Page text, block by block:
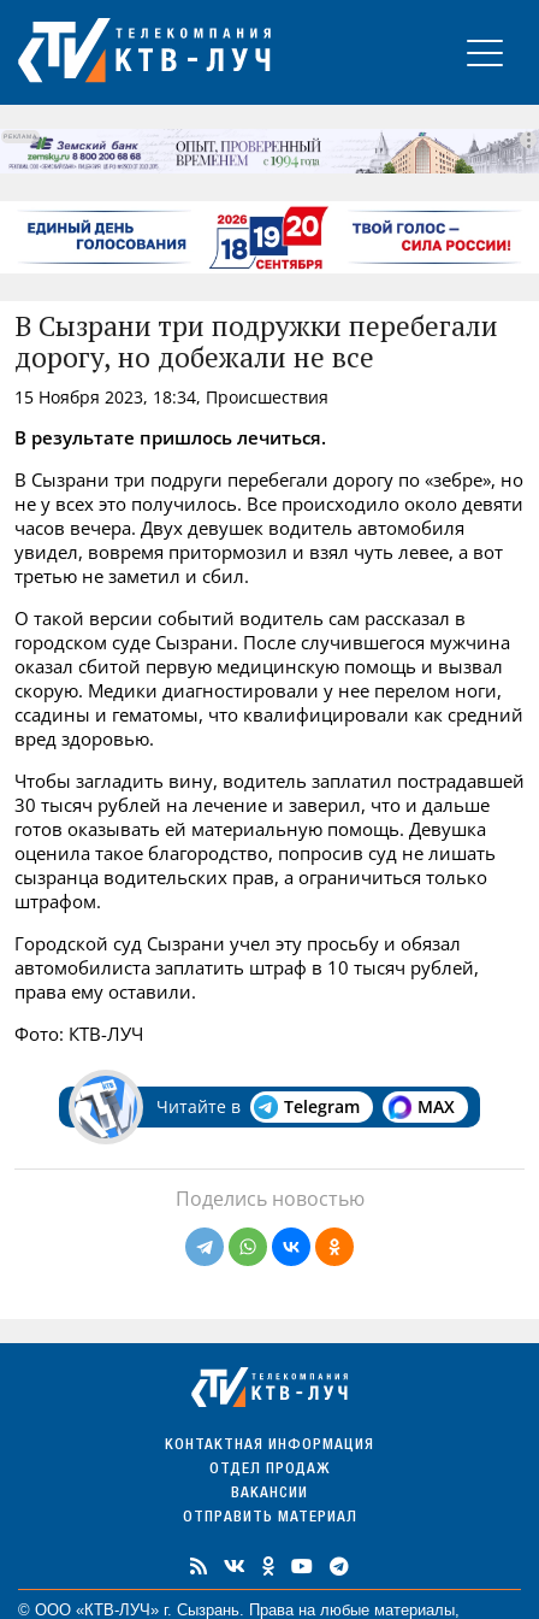
РЕКЛАМА
В Сызрани три подружки перебегали
дорогу, но добежали не все
15 Ноября 2023, 18:34, Происшествия
В результате пришлось лечиться.
В Сызрани три подруги перебегали дорогу по «зебре», но
не у всех это получилось. Все происходило около девяти
часов вечера. Двух девушек водитель автомобиля
увидел, вовремя притормозил и взял чуть левее, а вот
третью не заметил и сбил.
О такой версии событий водитель сам рассказал в
городском суде Сызрани. После случившегося мужчина
оказал сбитой первую медицинскую помощь и вызвал
скорую. Медики диагностировали у нее перелом ноги,
ссадины и гематомы, что квалифицировали как средний
вред здоровью.
Чтобы загладить вину, водитель заплатил пострадавшей
30 тысяч рублей на лечение и заверил, что и дальше
готов оказывать ей материальную помощь. Девушка
оценила такое благородство, попросив суд не лишать
сызранца водительских прав, а ограничиться только
штрафом.
Городской суд Сызрани учел эту просьбу и обязал
автомобилиста заплатить штраф в 10 тысяч рублей,
права ему оставили.
Фото: КТВ-ЛУЧ
Читайте в Telegram MAX
Поделись новостью
КОНТАКТНАЯ ИНФОРМАЦИЯ
ОТДЕЛ ПРОДАЖ
ВАКАНСИИ
ОТПРАВИТЬ МАТЕРИАЛ
© ООО «КТВ-ЛУЧ» г. Сызрань. Права на любые материалы